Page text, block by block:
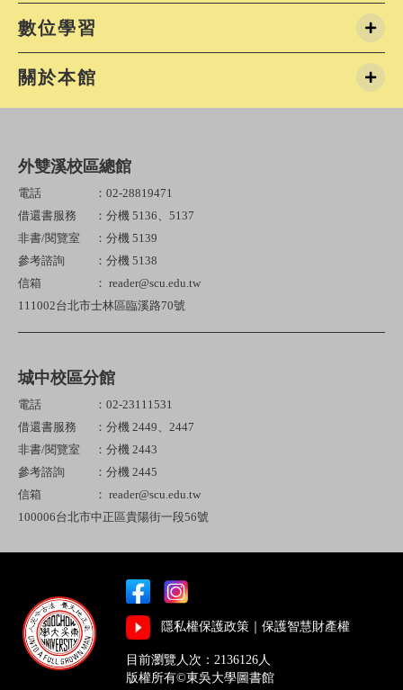
數位學習
關於本館
外雙溪校區總館
電話
：02-28819471
借還書服務
：分機 5136、5137
非書/閱覽室
：分機 5139
參考諮詢
：分機 5138
信箱
： reader@scu.edu.tw
111002台北市士林區臨溪路70號
城中校區分館
電話
：02-23111531
借還書服務
：分機 2449、2447
非書/閱覽室
：分機 2443
參考諮詢
：分機 2445
信箱
： reader@scu.edu.tw
100006台北市中正區貴陽街一段56號
隱私權保護政策 ｜保護智慧財產權
目前瀏覽人次：2136126人
版權所有©東吳大學圖書館